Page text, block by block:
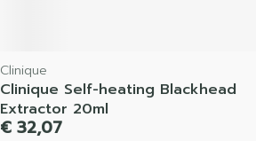
Clinique
Clinique Self-heating Blackhead
Extractor 20ml
€ 32,07